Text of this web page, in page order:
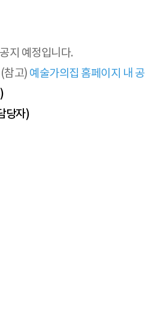
지 예정입니다.
참고) 예술가의집 홈페이지 내
당자)